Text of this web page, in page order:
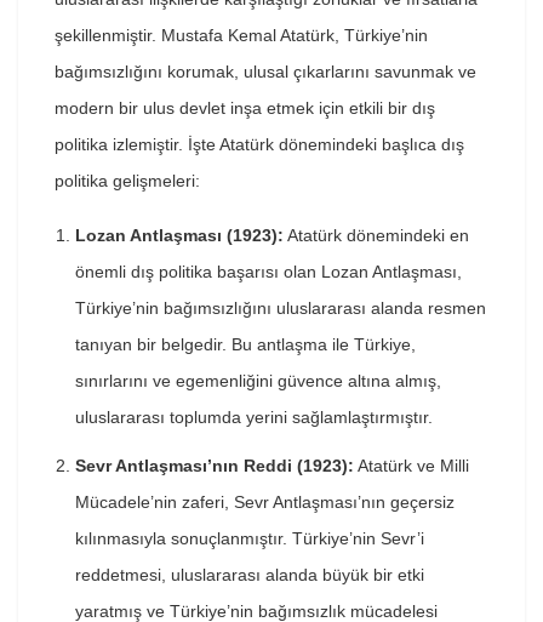
şekillenmiştir. Mustafa Kemal Atatürk, Türkiye’nin
bağımsızlığını korumak, ulusal çıkarlarını savunmak ve
modern bir ulus devlet inşa etmek için etkili bir dış
politika izlemiştir. İşte Atatürk dönemindeki başlıca dış
politika gelişmeleri:
Lozan Antlaşması (1923): Atatürk dönemindeki en
önemli dış politika başarısı olan Lozan Antlaşması,
Türkiye’nin bağımsızlığını uluslararası alanda resmen
tanıyan bir belgedir. Bu antlaşma ile Türkiye,
sınırlarını ve egemenliğini güvence altına almış,
uluslararası toplumda yerini sağlamlaştırmıştır.
Sevr Antlaşması’nın Reddi (1923): Atatürk ve Milli
Mücadele’nin zaferi, Sevr Antlaşması’nın geçersiz
kılınmasıyla sonuçlanmıştır. Türkiye’nin Sevr’i
reddetmesi, uluslararası alanda büyük bir etki
yaratmış ve Türkiye’nin bağımsızlık mücadelesi